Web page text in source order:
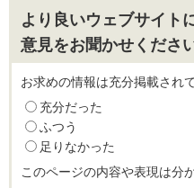
より良いウェブサイト
意見をお聞かせくださ
お求めの情報は充分掲載され
充分だった
ふつう
足りなかった
このページの内容や表現は分